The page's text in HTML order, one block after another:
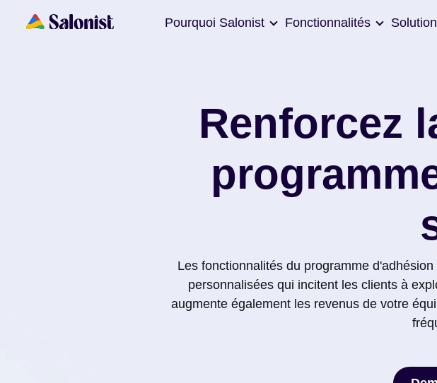
Pourquoi Salonist Fonctionnalités
Renforcez
Les fonctionnalités du programme
personnalisées qui incitent les clients à
augmente également les revenus de votre